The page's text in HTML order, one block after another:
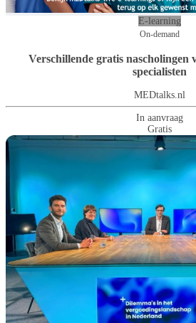
E-learning
On-demand
Verschillende gratis nascholingen
specialisten
MEDtalks.nl
In aanvraag
Gratis